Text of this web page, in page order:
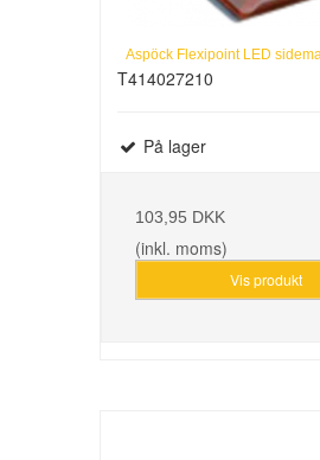
Aspöck Flexipoint LED
T414027210
På lager
103,95 DKK
(inkl. moms)
Vis produkt